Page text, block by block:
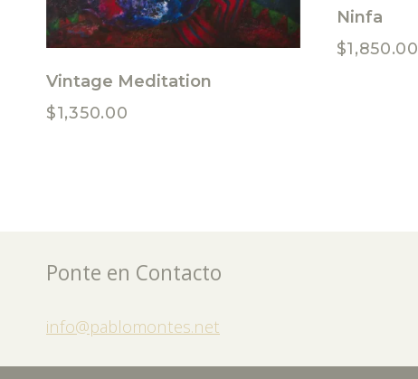
Vintage Meditation
$1,350.00
Ninfa
$1,850.00
Ponte en Contacto
info@pablomontes.net